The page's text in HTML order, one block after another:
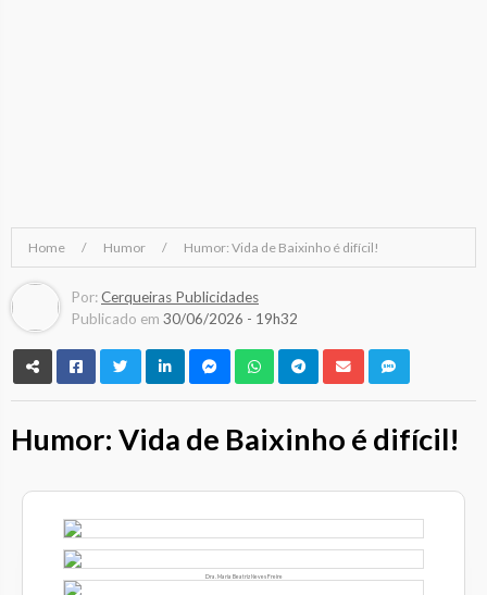
Home Humor Humor: Vida de Baixinho é difícil!
Por:Cerqueiras Publicidades
Publicado em 30/06/2026 - 19h32
Humor: Vida de Baixinho é difícil!
Dra. Maria Beatriz Neves Freire